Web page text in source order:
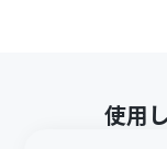
使用